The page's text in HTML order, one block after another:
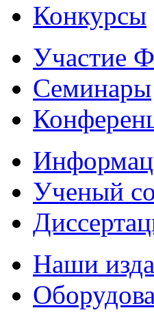
Конкурсы
Семинары
Ученый
Наши